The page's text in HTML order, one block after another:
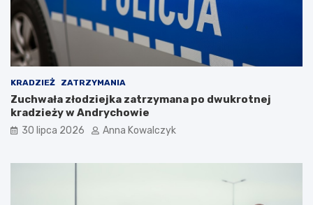
p
o
p
a
n
d
e
m
i
KRADZIEŻ ZATRZYMANIA
Zuchwała złodziejka zatrzymana po dwukrotnej
kradzieży w Andrychowie
30 lipca 2026 Anna Kowalczyk